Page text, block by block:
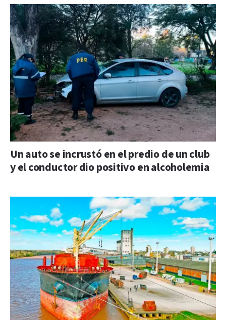
Un auto se incrustó en el predio de un club
y el conductor dio positivo en alcoholemia